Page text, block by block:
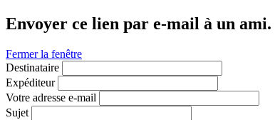
Envoyer ce lien par e-mail à un ami.
Fermer la fenêtre
Destinataire
Expéditeur
Votre adresse e-mail
Sujet